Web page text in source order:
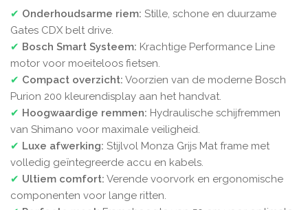
✔ Onderhoudsarme riem: Stille, schone en duurzame
Gates CDX belt drive.
✔ Bosch Smart Systeem: Krachtige Performance Line
motor voor moeiteloos fietsen.
✔ Compact overzicht: Voorzien van de moderne Bosch
Purion 200 kleurendisplay aan het handvat.
✔ Hoogwaardige remmen: Hydraulische schijfremmen
van Shimano voor maximale veiligheid.
✔ Luxe afwerking: Stijlvol Monza Grijs Mat frame met
volledig geïntegreerde accu en kabels.
✔ Ultiem comfort: Verende voorvork en ergonomische
componenten voor lange ritten.